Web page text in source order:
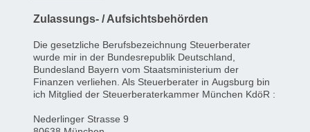
Zulassungs- / Aufsichtsbehörden
Die gesetzliche Berufsbezeichnung Steuerberater
wurde mir in der Bundesrepublik Deutschland,
Bundesland Bayern vom Staatsministerium der
Finanzen verliehen. Als Steuerberater in Augsburg bin
ich Mitglied der Steuerberaterkammer München KdöR :
Nederlinger Strasse 9